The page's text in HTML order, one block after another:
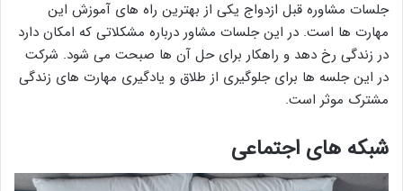
جلسات مشاوره قبل ازدواج یکی از بهترین راه های آموزش این
مهارت ها است. در این جلسات مشاور درباره مشکلاتی که امکان دارد
در زندگی رخ دهد و راهکار برای حل آن ها صبحت می شود. شرکت
در این جلسه ها برای جلوگیری از طلاق و یادگیری مهارت های زندگی
مشترک موثر است.
شبکه های اجتماعی